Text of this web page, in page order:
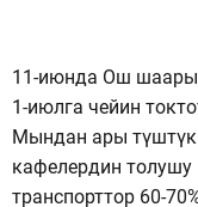
11-июнда Ош
1-июлга чейин
Мындан ары түштүк
кафелердин
транспорттор 60-